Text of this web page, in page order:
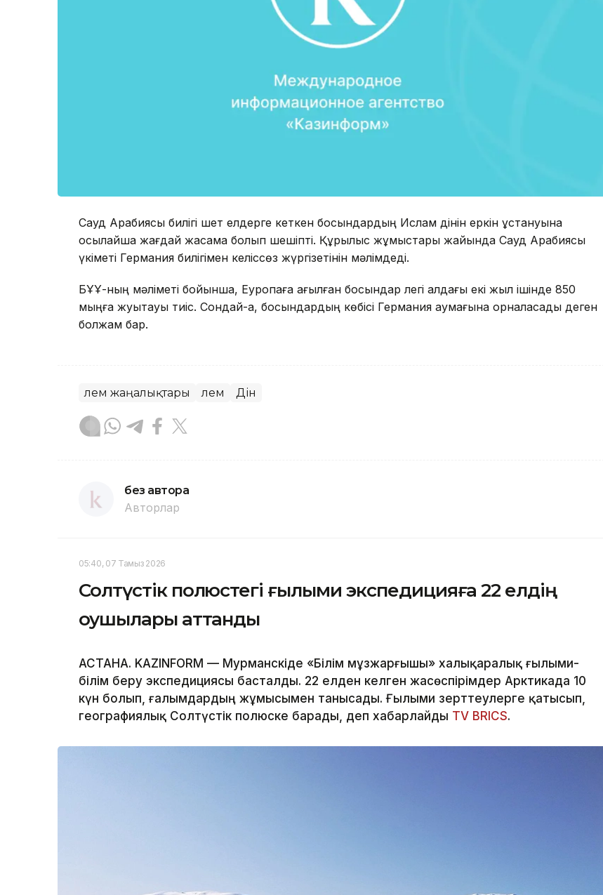
Сауд Арабиясы билігі шет елдерге кеткен босқындардың Ислам дінін еркін ұстануына
осылайша жағдай жасамақ болып шешіпті. Құрылыс жұмыстары жайында Сауд Арабияcы
үкіметі Германия билігімен келіссөз жүргізетінін мәлімдеді.
БҰҰ-ның мәліметі бойынша, Еуропаға ағылған босқындар легі алдағы екі жыл ішінде 850
мыңға жуықтауы тиіс. Сондай-ақ, босқындардың көбісі Германия аумағына орналасады деген
болжам бар.
Әлем жаңалықтары Әлем Дін
без автора
Авторлар
05:40, 07 Тамыз 2026
Солтүстік полюстегі ғылыми экспедицияға 22 елдің
оқушылары аттанды
АСТАНА. KAZINFORM — Мурманскіде «Білім мұзжарғышы» халықаралық ғылыми-
білім беру экспедициясы басталды. 22 елден келген жасөспірімдер Арктикада 10
күн болып, ғалымдардың жұмысымен танысады. Ғылыми зерттеулерге қатысып,
географиялық Солтүстік полюске барады, деп хабарлайды TV BRICS.